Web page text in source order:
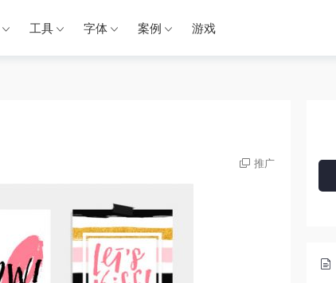
工具 字体 案例 游戏
推广